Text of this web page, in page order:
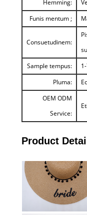
Hemming:
Funis mentum ;
Consuetudinem:
Sample tempus:
Pluma:
OEM ODM
Service:
Product